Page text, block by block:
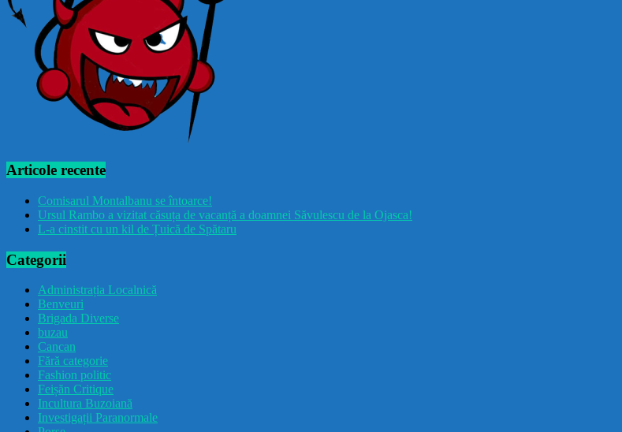
Articole recente
Comisarul Montalbanu se întoarce!
Ursul Rambo a vizitat căsuța de vacanță a doamnei Săvulescu de la Ojasca!
L-a cinstit cu un kil de Țuică de Spătaru
Categorii
Administrația Localnică
Benveuri
Brigada Diverse
buzau
Cancan
Fără categorie
Fashion politic
Feișăn Critique
Incultura Buzoiană
Investigații Paranormale